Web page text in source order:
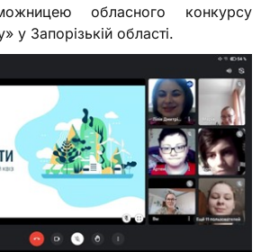
обласного конкурсу
у Запорізькій області.